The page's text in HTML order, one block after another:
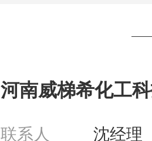
我司对高校
,全额退
河南威梯希化工
联系人 沈经理